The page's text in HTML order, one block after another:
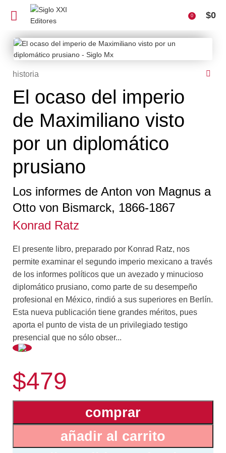
0 $0
historia
El ocaso del imperio
de Maximiliano visto
por un diplomático
prusiano
Los informes de Anton von Magnus a
Otto von Bismarck, 1866-1867
Konrad Ratz
El presente libro, preparado por Konrad Ratz, nos
permite examinar el segundo imperio mexicano a través
de los informes políticos que un avezado y minucioso
diplomático prusiano, como parte de su desempeño
profesional en México, rindió a sus superiores en Berlín.
Esta nueva publicación tiene grandes méritos, pues
aporta el punto de vista de un privilegiado testigo
presencial que no sólo obser...
confrontó el gobierno de Maximiliano, sino que además
se convirtió en un importante protagonista en los
austriaco al paredón.
Como Magnus llegó a México sólo un año antes del
fusilamiento de Maximiliano, lo que en realidad
presenció fue el fin de su régimen, por lo cual el título
$479
añadir al carrito
comprar